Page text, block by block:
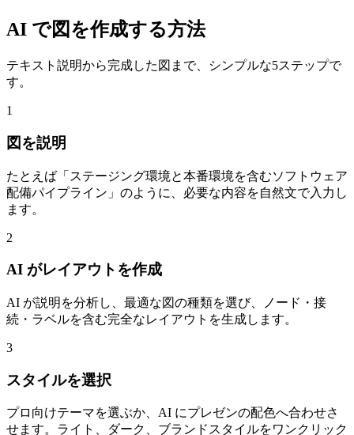
AI で図を作成する方法
テキスト説明から完成した図まで、シンプルな5ステップで
す。
1
図を説明
たとえば「ステージング環境と本番環境を含むソフトウェア
配備パイプライン」のように、必要な内容を自然文で入力し
ます。
2
AI がレイアウトを作成
AI が説明を分析し、最適な図の種類を選び、ノード・接
続・ラベルを含む完全なレイアウトを生成します。
3
スタイルを選択
プロ向けテーマを選ぶか、AI にプレゼンの配色へ合わせさ
せます。ライト、ダーク、ブランドスタイルをワンクリック